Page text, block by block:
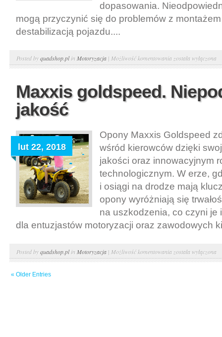
dopasowania.
mogą przyczynić się do problemów z
destabilizacją pojazdu....
Posted byquadshop.plin Motoryzacja | Możliwość komentowania Aby
dopasować
rozmiar.
quada
została wyłączona
Maxxis goldspeed.
jakość
lut 22, 2018
Opony Maxxis Goldspeed
wśród kierowców dzięki
jakości oraz innowacyjnym
technologicznym. W erze,
i osiągi na drodze mają
opony wyróżniają się
na uszkodzenia, co czyni je
dla entuzjastów motoryzacji oraz zawodowych
Posted byquadshop.plin Motoryzacja | Możliwość komentowania Maxxis
goldspeed.
została wyłączona
« Older Entries